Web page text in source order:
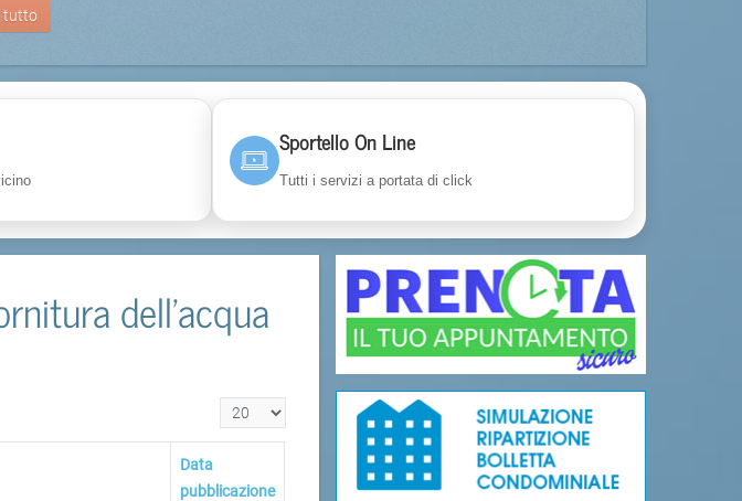
tutto
Sportello On Line
Tutti i servizi a portata di click
dell'acqua
Visualizza n.
Data
pubblicazione